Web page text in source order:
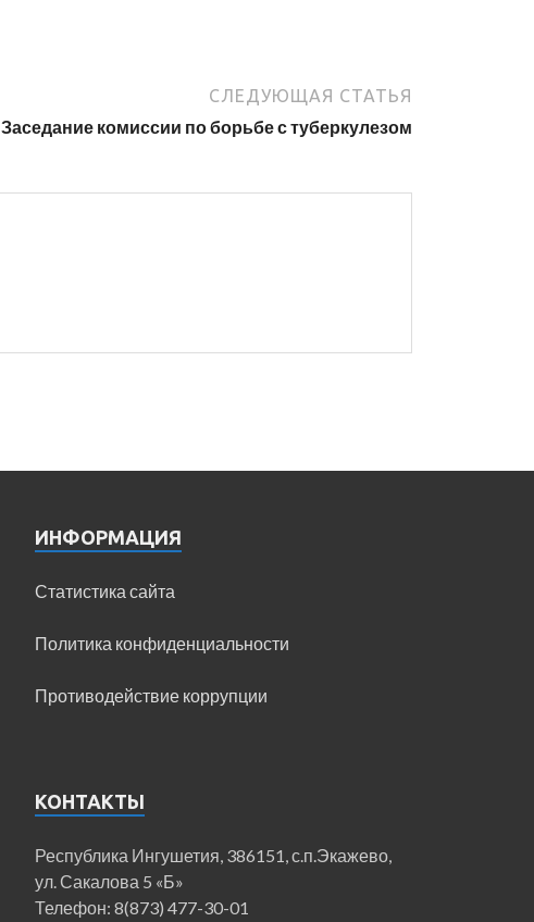
СЛЕДУЮЩАЯ СТАТЬЯ
Заседание комиссии по борьбе с туберкулезом
ИНФОРМАЦИЯ
Статистика сайта
Политика конфиденциальности
Противодействие коррупции
КОНТАКТЫ
Республика Ингушетия, 386151, с.п.Экажево,
ул. Сакалова 5 «Б»
Телефон: 8(873) 477-30-01